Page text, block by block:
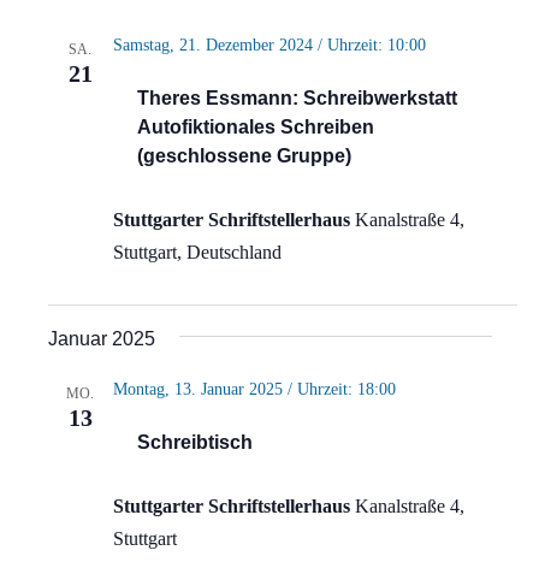
SA.
21
Theres Essmann: Schreibwerkstatt
Autofiktionales Schreiben
(geschlossene Gruppe)
Samstag, 21. Dezember 2024 / Uhrzeit: 10:00
Stuttgarter Schriftstellerhaus Kanalstraße 4,
Stuttgart, Deutschland
Januar 2025
MO.
13
Schreibtisch
Montag, 13. Januar 2025 / Uhrzeit: 18:00
Stuttgarter Schriftstellerhaus Kanalstraße 4,
Stuttgart